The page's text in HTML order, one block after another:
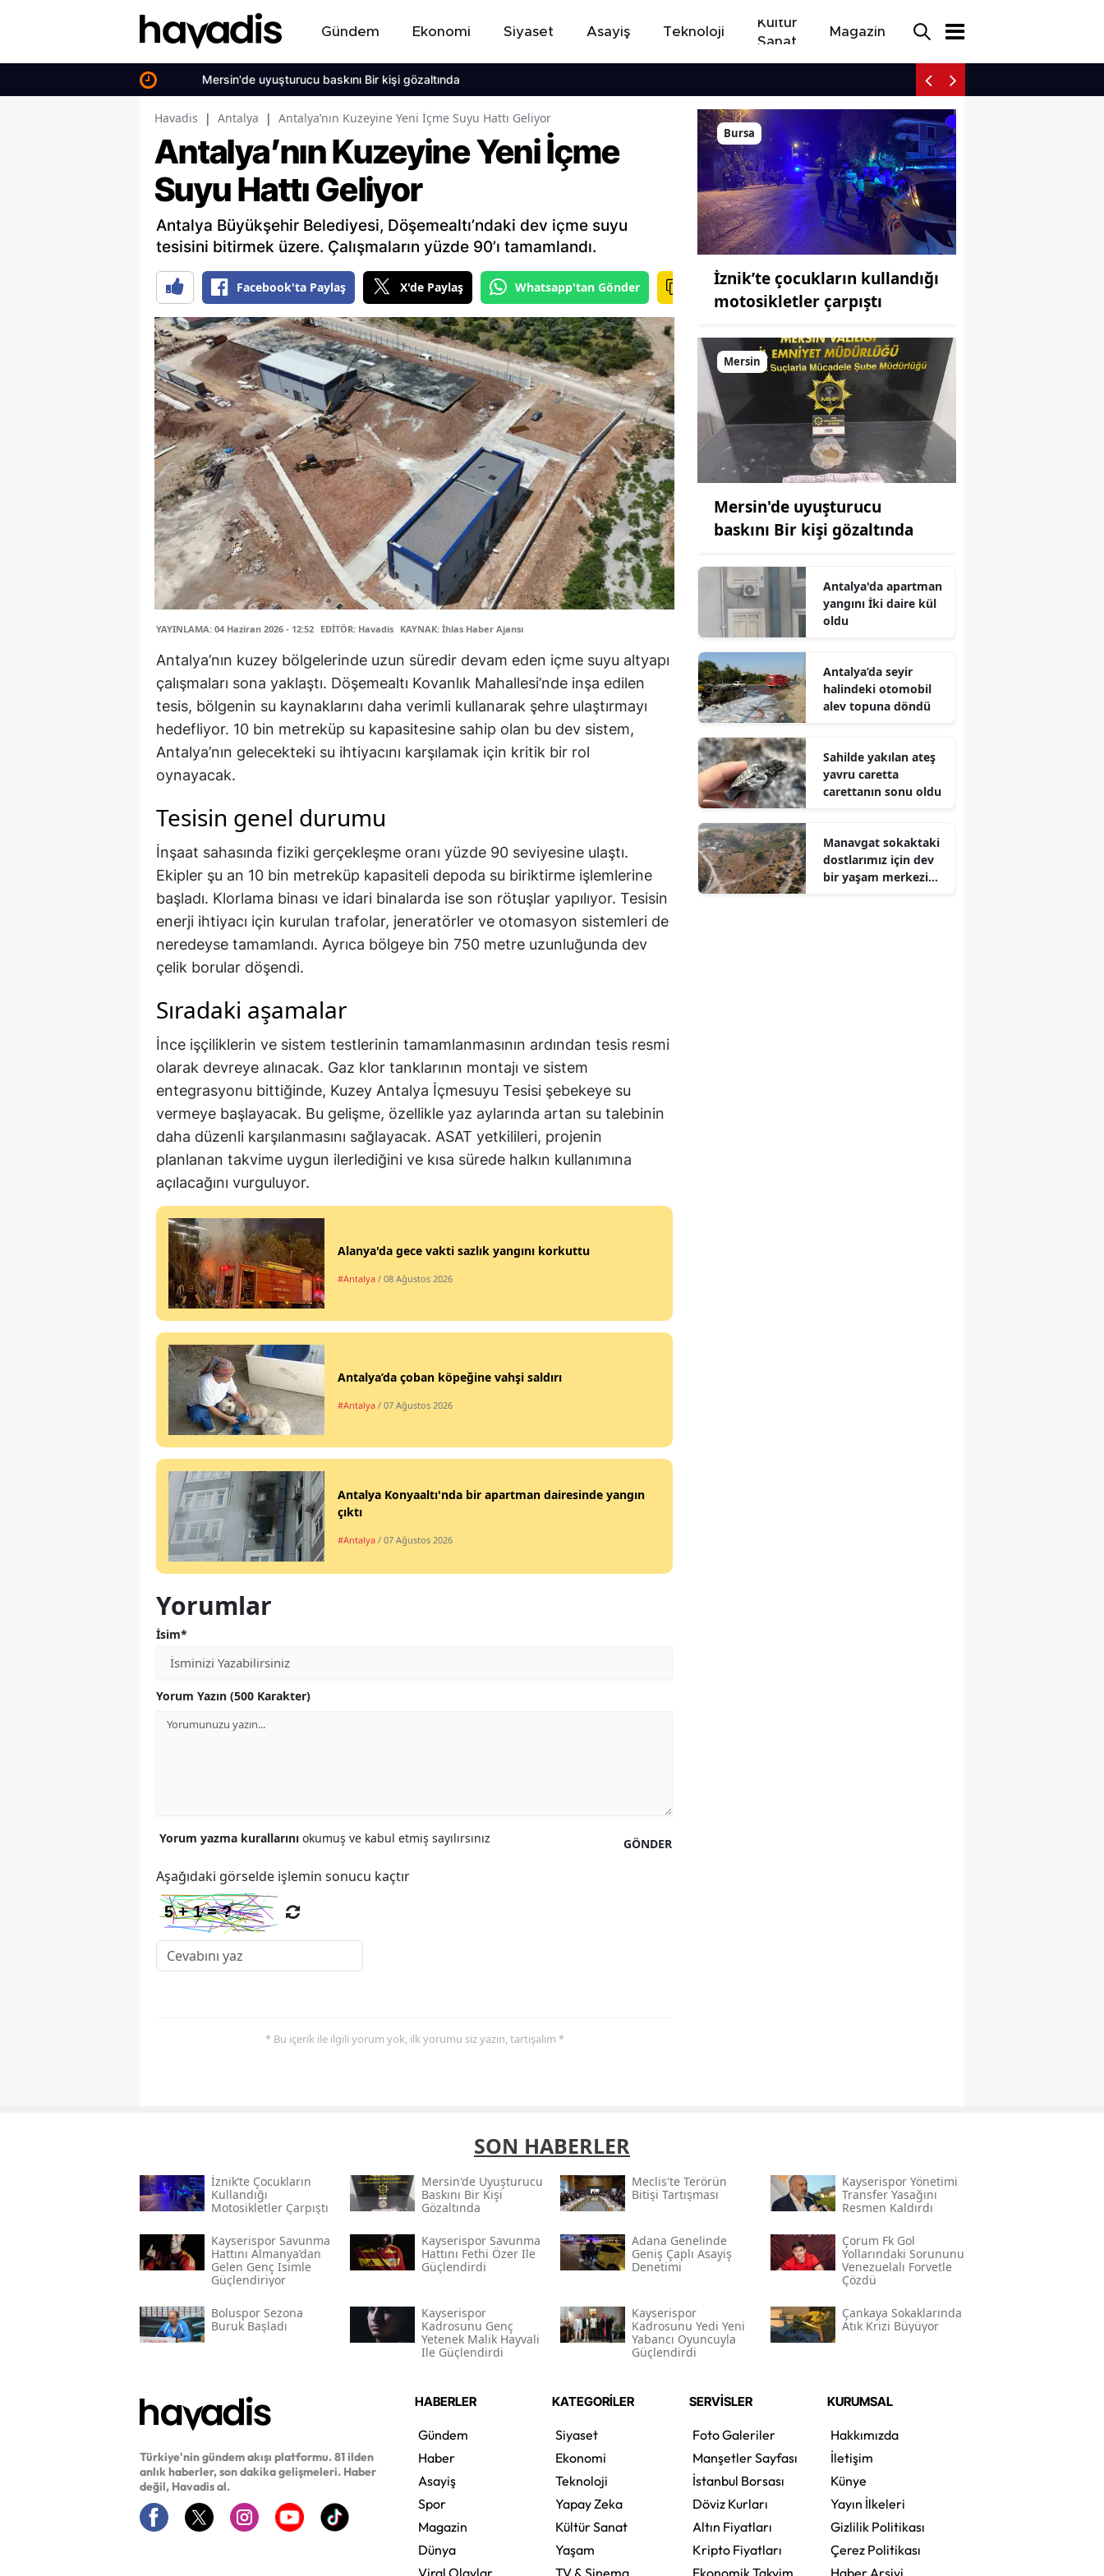
Gündem Ekonomi Siyaset Asayiş Teknoloji
Kültür
Sanat
Magazin
Mersin'de uyuşturucu baskını Bir kişi gözaltında
Havadis | Antalya | Antalya’nın Kuzeyine Yeni İçme Suyu Hattı Geliyor
Antalya’nın Kuzeyine Yeni İçme
Suyu Hattı Geliyor
Antalya Büyükşehir Belediyesi, Döşemealtı’ndaki dev içme suyu
tesisini bitirmek üzere. Çalışmaların yüzde 90’ı tamamlandı.
Facebook'ta Paylaş X'de Paylaş Whatsapp'tan Gönder
YAYINLAMA: 04 Haziran 2026 - 12:52 EDİTÖR: Havadis KAYNAK: İhlas Haber Ajansı
Antalya’nın kuzey bölgelerinde uzun süredir devam eden içme suyu altyapı
çalışmaları sona yaklaştı. Döşemealtı Kovanlık Mahallesi’nde inşa edilen
tesis, bölgenin su kaynaklarını daha verimli kullanarak şehre ulaştırmayı
hedefliyor. 10 bin metreküp su kapasitesine sahip olan bu dev sistem,
Antalya’nın gelecekteki su ihtiyacını karşılamak için kritik bir rol
oynayacak.
Tesisin genel durumu
İnşaat sahasında fiziki gerçekleşme oranı yüzde 90 seviyesine ulaştı.
Ekipler şu an 10 bin metreküp kapasiteli depoda su biriktirme işlemlerine
başladı. Klorlama binası ve idari binalarda ise son rötuşlar yapılıyor. Tesisin
enerji ihtiyacı için kurulan trafolar, jeneratörler ve otomasyon sistemleri de
neredeyse tamamlandı. Ayrıca bölgeye bin 750 metre uzunluğunda dev
çelik borular döşendi.
Sıradaki aşamalar
İnce işçiliklerin ve sistem testlerinin tamamlanmasının ardından tesis resmi
olarak devreye alınacak. Gaz klor tanklarının montajı ve sistem
entegrasyonu bittiğinde, Kuzey Antalya İçmesuyu Tesisi şebekeye su
vermeye başlayacak. Bu gelişme, özellikle yaz aylarında artan su talebinin
daha düzenli karşılanmasını sağlayacak. ASAT yetkilileri, projenin
planlanan takvime uygun ilerlediğini ve kısa sürede halkın kullanımına
açılacağını vurguluyor.
Alanya'da gece vakti sazlık yangını korkuttu
#Antalya / 08 Ağustos 2026
Antalya’da çoban köpeğine vahşi saldırı
#Antalya / 07 Ağustos 2026
Antalya Konyaaltı'nda bir apartman dairesinde yangın
çıktı
#Antalya / 07 Ağustos 2026
Yorumlar
İsim*
Yorum Yazın (500 Karakter)
GÖNDER
Yorum yazma kurallarını okumuş ve kabul etmiş sayılırsınız
Aşağıdaki görselde işlemin sonucu kaçtır
* Bu içerik ile ilgili yorum yok, ilk yorumu siz yazın, tartışalım *
Bursa
İznik’te çocukların kullandığı
motosikletler çarpıştı
Mersin
Mersin'de uyuşturucu
baskını Bir kişi gözaltında
Antalya'da apartman
yangını İki daire kül
oldu
Antalya’da seyir
halindeki otomobil
alev topuna döndü
Sahilde yakılan ateş
yavru caretta
carettanın sonu oldu
Manavgat sokaktaki
dostlarımız için dev
bir yaşam merkezi
SON HABERLER
İznik’te Çocukların
Kullandığı
Motosikletler Çarpıştı
Mersin'de Uyuşturucu
Baskını Bir Kişi
Gözaltında
Meclis'te Terörün
Bitişi Tartışması
Kayserispor Yönetimi
Transfer Yasağını
Resmen Kaldırdı
Kayserispor Savunma
Hattını Almanya’dan
Gelen Genç Isimle
Güçlendiriyor
Kayserispor Savunma
Hattını Fethi Özer Ile
Güçlendirdi
Adana Genelinde
Geniş Çaplı Asayiş
Denetimi
Çorum Fk Gol
Yollarındaki Sorununu
Venezuelalı Forvetle
Çözdü
Boluspor Sezona
Buruk Başladı
Kayserispor
Kadrosunu Genç
Yetenek Malik Hayvali
Ile Güçlendirdi
Kayserispor
Kadrosunu Yedi Yeni
Yabancı Oyuncuyla
Güçlendirdi
Çankaya Sokaklarında
Atık Krizi Büyüyor
Türkiye'nin gündem akışı platformu. 81 ilden
anlık haberler, son dakika gelişmeleri. Haber
değil, Havadis al.
HABERLER
Gündem
Haber
Asayiş
Spor
Magazin
Dünya
KATEGORİLER
Siyaset
Ekonomi
Teknoloji
Yapay Zeka
Kültür Sanat
Yaşam
SERVİSLER
Foto Galeriler
Manşetler Sayfası
İstanbul Borsası
Döviz Kurları
Altın Fiyatları
Kripto Fiyatları
KURUMSAL
Hakkımızda
İletişim
Künye
Yayın İlkeleri
Gizlilik Politikası
Çerez Politikası